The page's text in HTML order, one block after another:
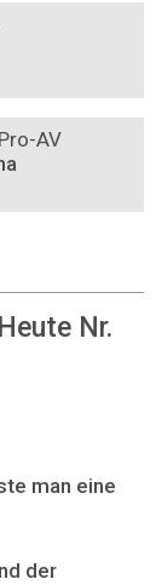
AV
Nr.
man eine
der